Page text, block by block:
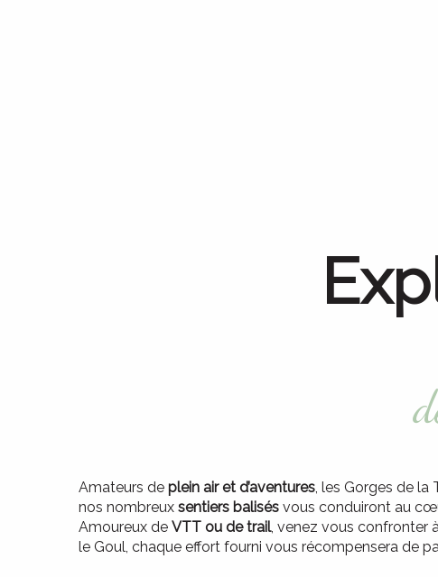
Amateurs de plein air et d’aventures , les Gorges de
nos nombreux sentiers balisés vous conduiront au
Amoureux de VTT ou de trail, venez vous confronter
le Goul, chaque effort fourni vous récompensera de